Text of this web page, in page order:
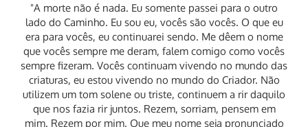
"A morte não é nada. Eu somente passei para o outro
lado do Caminho. Eu sou eu, vocês são vocês. O que eu
era para vocês, eu continuarei sendo. Me dêem o nome
que vocês sempre me deram, falem comigo como vocês
sempre fizeram. Vocês continuam vivendo no mundo das
criaturas, eu estou vivendo no mundo do Criador. Não
utilizem um tom solene ou triste, continuem a rir daquilo
que nos fazia rir juntos. Rezem, sorriam, pensem em
mim. Rezem por mim. Que meu nome seja pronunciado